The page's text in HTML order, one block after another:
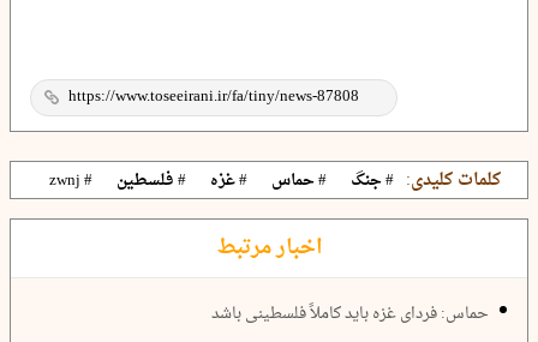
کلمات کلیدی: # جنگ # حماس # غزه # فلسطین # zwnj
اخبار مرتبط
حماس: فردای غزه باید کاملاً فلسطینی باشد